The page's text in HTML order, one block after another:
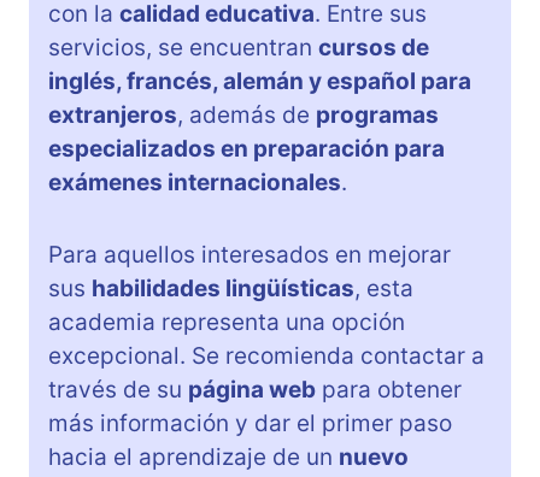
con la calidad educativa. Entre sus
servicios, se encuentran cursos de
inglés, francés, alemán y español para
extranjeros, además de programas
especializados en preparación para
exámenes internacionales.
Para aquellos interesados en mejorar
sus habilidades lingüísticas, esta
academia representa una opción
excepcional. Se recomienda contactar a
través de su página web para obtener
más información y dar el primer paso
hacia el aprendizaje de un nuevo